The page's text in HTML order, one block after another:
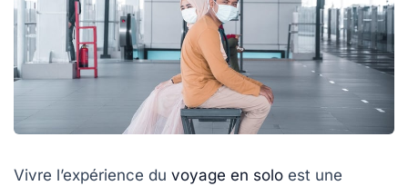
Vivre l’expérience du voyage en solo est une